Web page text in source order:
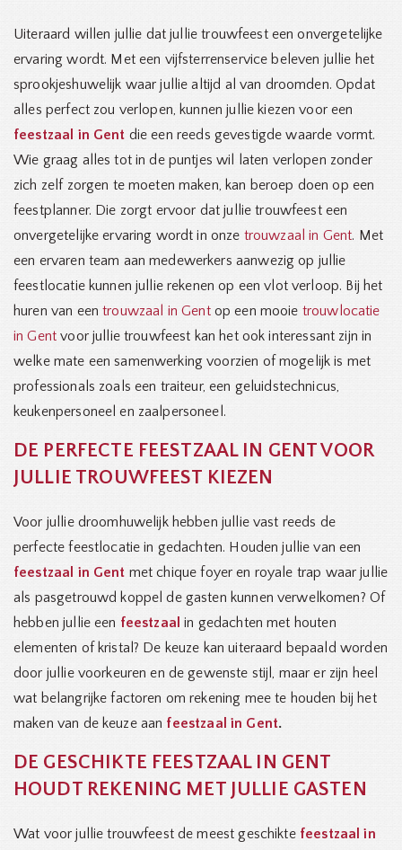
Uiteraard willen jullie dat jullie trouwfeest een onvergetelijke
ervaring wordt. Met een vijfsterrenservice beleven jullie het
sprookjeshuwelijk waar jullie altijd al van droomden. Opdat
alles perfect zou verlopen, kunnen jullie kiezen voor een
feestzaal in Gent die een reeds gevestigde waarde vormt.
Wie graag alles tot in de puntjes wil laten verlopen zonder
zich zelf zorgen te moeten maken, kan beroep doen op een
feestplanner. Die zorgt ervoor dat jullie trouwfeest een
onvergetelijke ervaring wordt in onze trouwzaal in Gent. Met
een ervaren team aan medewerkers aanwezig op jullie
feestlocatie kunnen jullie rekenen op een vlot verloop. Bij het
huren van eentrouwzaal in Gentop een mooie trouwlocatie
in Gent voor jullie trouwfeest kan het ook interessant zijn in
welke mate een samenwerking voorzien of mogelijk is met
professionals zoals een traiteur, een geluidstechnicus,
keukenpersoneel en zaalpersoneel.
DE PERFECTE FEESTZAAL IN GENT VOOR
JULLIE TROUWFEEST KIEZEN
Voor jullie droomhuwelijk hebben jullie vast reeds de
perfecte feestlocatie in gedachten. Houden jullie van een
feestzaal in Gent met chique foyer en royale trap waar jullie
als pasgetrouwd koppel de gasten kunnen verwelkomen? Of
hebben jullie een feestzaalin gedachten met houten
elementen of kristal? De keuze kan uiteraard bepaald worden
door jullie voorkeuren en de gewenste stijl, maar er zijn heel
wat belangrijke factoren om rekening mee te houden bij het
maken van de keuze aan feestzaal in Gent.
DE GESCHIKTE FEESTZAAL IN GENT
HOUDT REKENING MET JULLIE GASTEN
Wat voor jullie trouwfeest de meest geschikte feestzaal in